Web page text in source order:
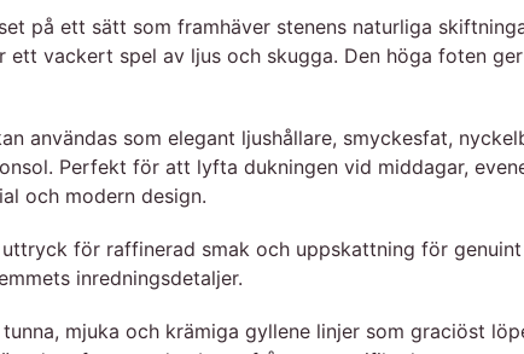
på ett sätt som framhäver stenens naturliga
vackert spel av ljus och skugga. Den höga foten
användas som elegant ljushållare, smyckesfat,
Perfekt för att lyfta dukningen vid middagar,
och modern design.
för raffinerad smak och uppskattning för
inredningsdetaljer.
mjuka och krämiga gyllene linjer som graciöst